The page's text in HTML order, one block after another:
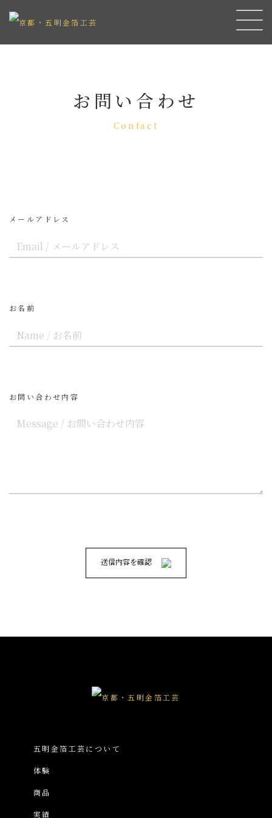
お問い合わせ
Contact
メールアドレス
お名前
お問い合わせ内容
送信内容を確認
五明金箔工芸について
体験
商品
実績